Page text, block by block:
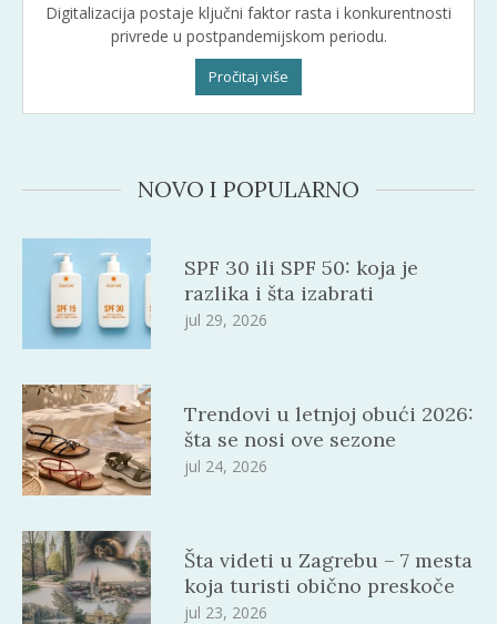
Digitalizacija postaje ključni faktor rasta i konkurentnosti
privrede u postpandemijskom periodu.
Pročitaj više
NOVO I POPULARNO
SPF 30 ili SPF 50: koja je
razlika i šta izabrati
jul 29, 2026
Trendovi u letnjoj obući 2026:
šta se nosi ove sezone
jul 24, 2026
Šta videti u Zagrebu – 7 mesta
koja turisti obično preskoče
jul 23, 2026